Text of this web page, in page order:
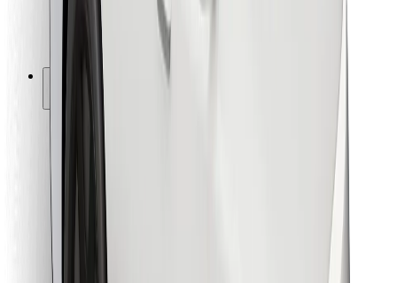
Éttermeknek
Bolt for Business
Beszállítók
Felhasználási feltételek
Sütik